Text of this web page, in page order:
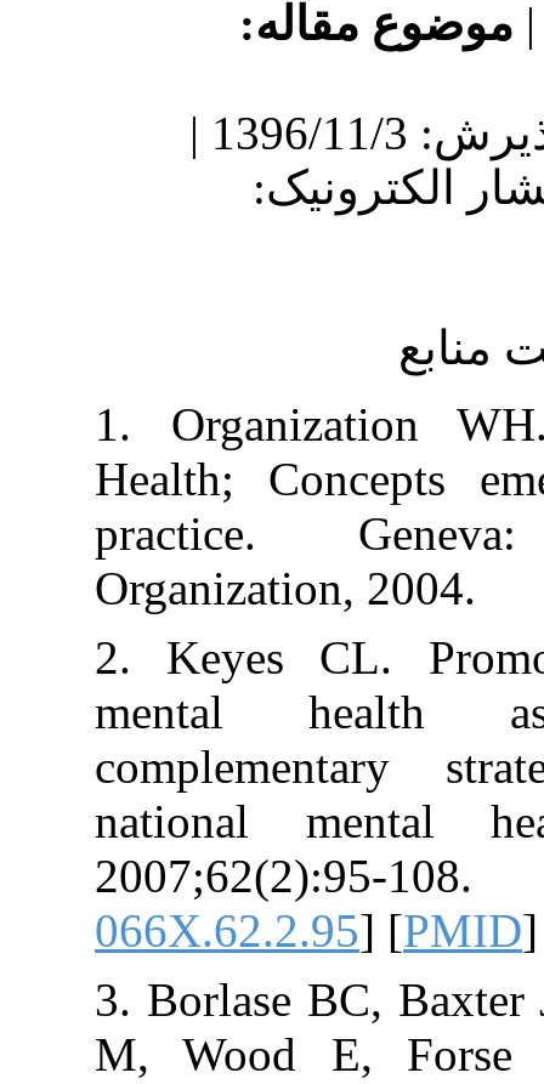
مقاله:
دریافت: 1396/2/24 | پذیرش: 1396/11/3 |
الکترونیک:
1.
Health;
practice.
Organization,
2. Keyes CL.
mental
national
066X.62.2.95] [
3. Borlase BC,
M, Wood E,